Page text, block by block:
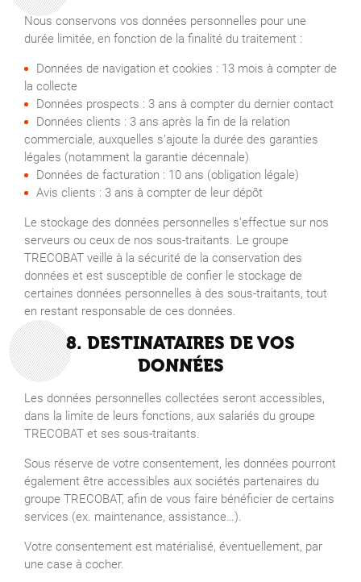
Nous conservons vos données personnelles pour une
durée limitée, en fonction de la finalité du traitement :
Données de navigation et cookies : 13 mois à compter de
la collecte
Données prospects : 3 ans à compter du dernier contact
Données clients : 3 ans après la fin de la relation
commerciale, auxquelles s’ajoute la durée des garanties
légales (notamment la garantie décennale)
Données de facturation : 10 ans (obligation légale)
Avis clients : 3 ans à compter de leur dépôt
Le stockage des données personnelles s’effectue sur nos
serveurs ou ceux de nos sous-traitants. Le groupe
TRECOBAT veille à la sécurité de la conservation des
données et est susceptible de confier le stockage de
certaines données personnelles à des sous-traitants, tout
en restant responsable de ces données.
8. DESTINATAIRES DE VOS
DONNÉES
Les données personnelles collectées seront accessibles,
dans la limite de leurs fonctions, aux salariés du groupe
TRECOBAT et ses sous-traitants.
Sous réserve de votre consentement, les données pourront
également être accessibles aux sociétés partenaires du
groupe TRECOBAT, afin de vous faire bénéficier de certains
services (ex. maintenance, assistance…).
Votre consentement est matérialisé, éventuellement, par
une case à cocher.